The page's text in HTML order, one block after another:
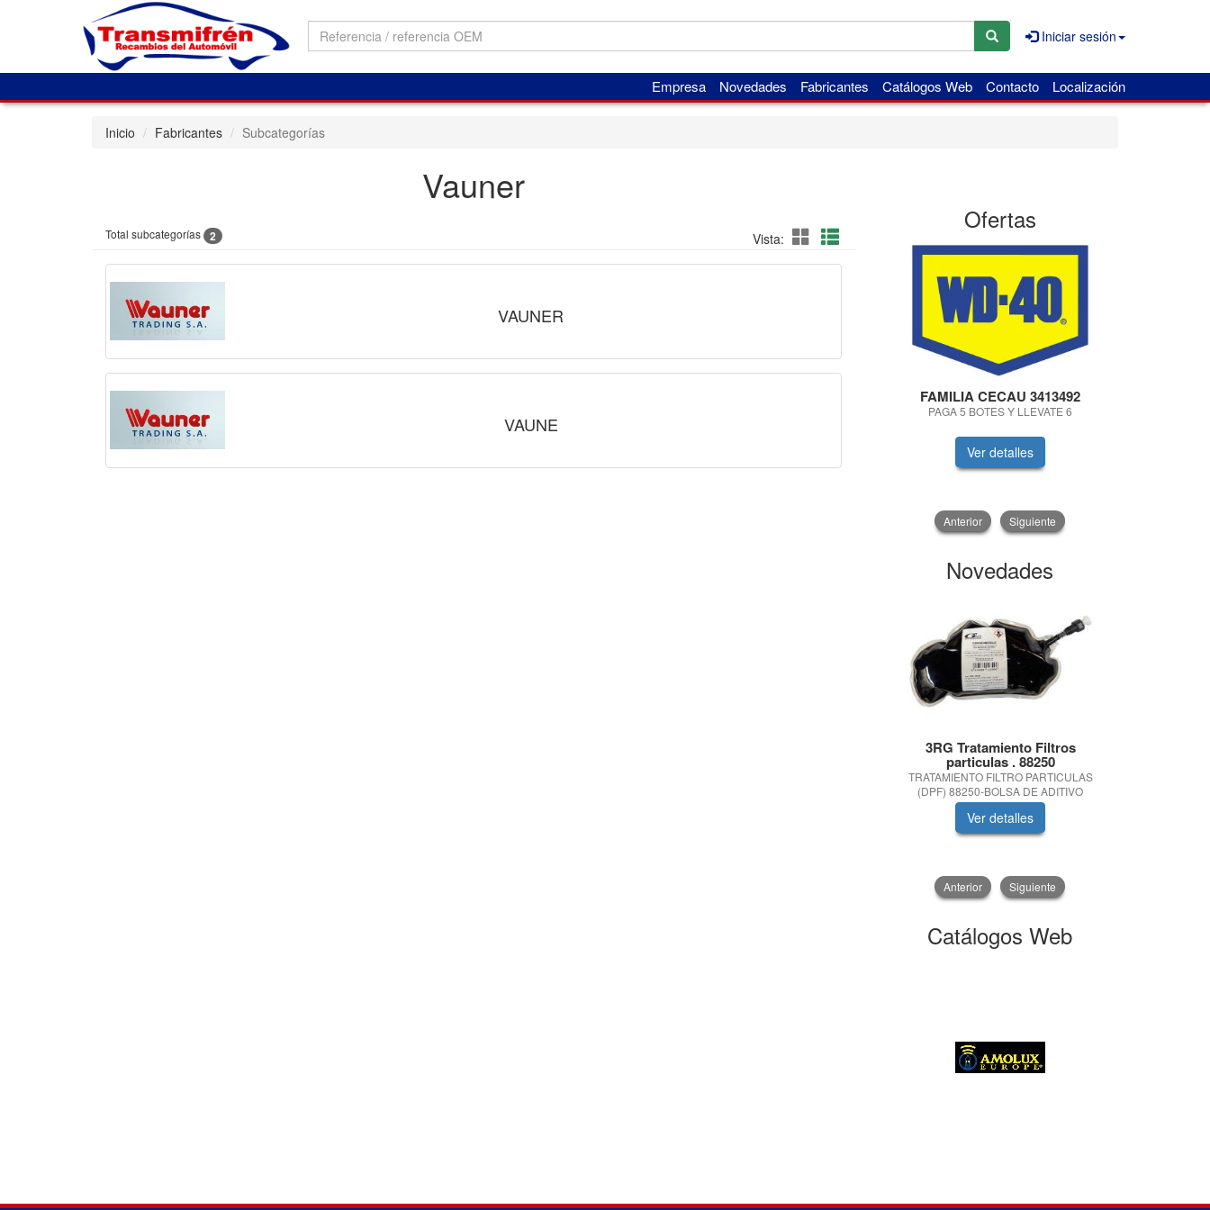
Iniciar sesión
Empresa Novedades Fabricantes Catálogos Web Contacto Localización
Inicio Fabricantes Subcategorías
Vauner
Total subcategorías 2 Vista:
VAUNER
VAUNE
Ofertas
FAMILIA CECAU 3413492
PAGA 5 BOTES Y LLEVATE 6
Ver detalles
Anterior Siguiente
Novedades
3RG Tratamiento Filtros
particulas . 88250
TRATAMIENTO FILTRO PARTICULAS
(DPF) 88250-BOLSA DE ADITIVO
Ver detalles
Anterior Siguiente
Catálogos Web